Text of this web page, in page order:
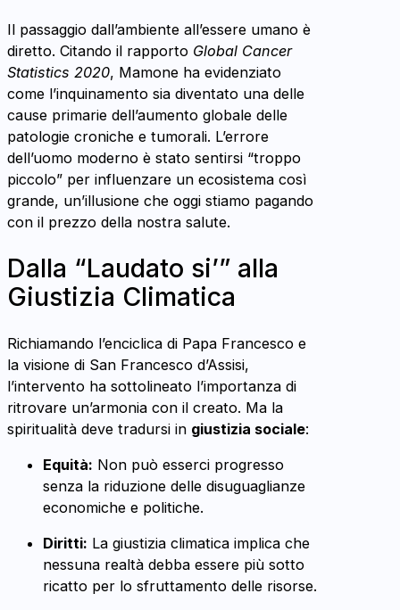
Il passaggio dall’ambiente all’essere umano è
diretto. Citando il rapporto Global Cancer
Statistics 2020, Mamone ha evidenziato
come l’inquinamento sia diventato una delle
cause primarie dell’aumento globale delle
patologie croniche e tumorali. L’errore
dell’uomo moderno è stato sentirsi “troppo
piccolo” per influenzare un ecosistema così
grande, un’illusione che oggi stiamo pagando
con il prezzo della nostra salute.
Dalla “Laudato si’” alla
Giustizia Climatica
Richiamando l’enciclica di Papa Francesco e
la visione di San Francesco d’Assisi,
l’intervento ha sottolineato l’importanza di
ritrovare un’armonia con il creato. Ma la
spiritualità deve tradursi in giustizia sociale:
Equità: Non può esserci progresso
senza la riduzione delle disuguaglianze
economiche e politiche.
Diritti: La giustizia climatica implica che
nessuna realtà debba essere più sotto
ricatto per lo sfruttamento delle risorse.